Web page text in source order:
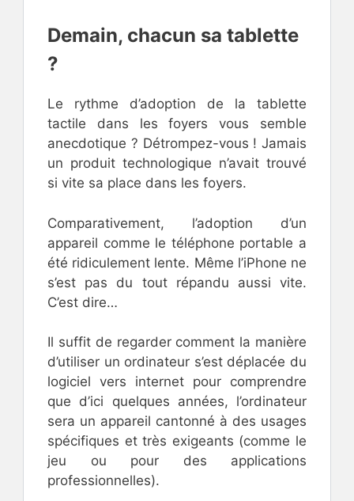
Demain, chacun sa tablette
?
Le rythme d’adoption de la tablette
tactile dans les foyers vous semble
anecdotique ? Détrompez-vous ! Jamais
un produit technologique n’avait trouvé
si vite sa place dans les foyers.
Comparativement, l’adoption d’un
appareil comme le téléphone portable a
été ridiculement lente. Même l’iPhone ne
s’est pas du tout répandu aussi vite.
C’est dire…
Il suffit de regarder comment la manière
d’utiliser un ordinateur s’est déplacée du
logiciel vers internet pour comprendre
que d’ici quelques années, l’ordinateur
sera un appareil cantonné à des usages
spécifiques et très exigeants (comme le
jeu ou pour des applications
professionnelles).